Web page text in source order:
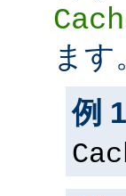
ます
例 1